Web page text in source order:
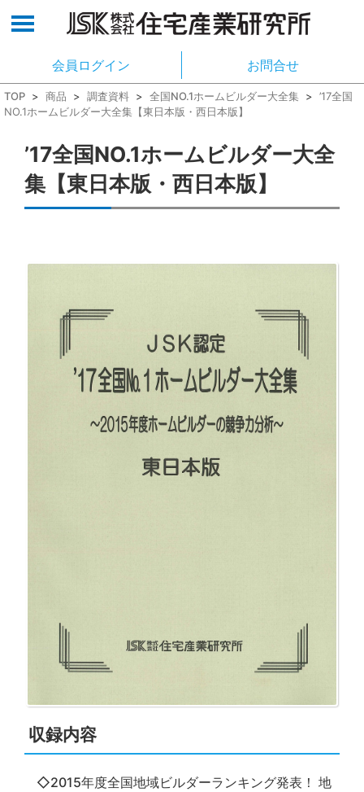
会員ログイン お問合せ
TOP > 商品 > 調査資料 > 全国NO.1ホームビルダー大全集 > ’17全国
NO.1ホームビルダー大全集【東日本版・西日本版】
’17全国NO.1ホームビルダー大全
集【東日本版・西日本版】
収録内容
◇2015年度全国地域ビルダーランキング発表！ 地